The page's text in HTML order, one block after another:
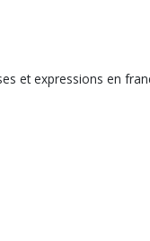
et expressions en